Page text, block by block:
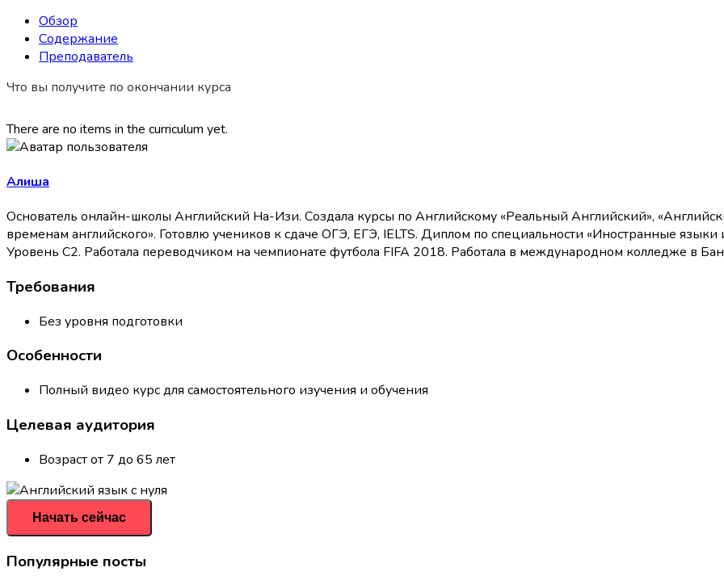
Обзор
Содержание
Преподаватель
Что вы получите по окончании курса
There are no items in the curriculum yet.
Алиша
Основатель онлайн-школы Английский На-Изи. Создала курсы по Английскому «Реальный Английский»,
временам английского». Готовлю учеников к сдаче ОГЭ, ЕГЭ, IELTS. Диплом по специальности «Иностранные
Уровень С2. Работала переводчиком на чемпионате футбола FIFA 2018. Работала в международном колледже в
Требования
Без уровня подготовки
Особенности
Полный видео курс для самостоятельного изучения и обучения
Целевая аудитория
Возраст от 7 до 65 лет
Начать сейчас
Популярные посты